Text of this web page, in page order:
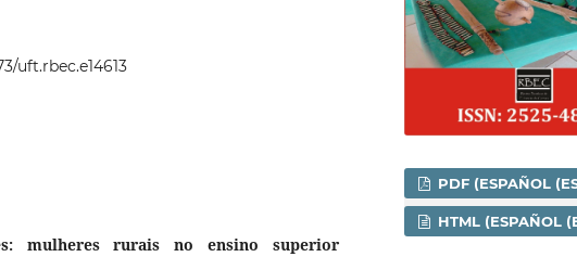
uft.rbec.e14613
mulheres rurais no ensino superior
PDF (ESPAÑOL
HTML (ESPAÑOL